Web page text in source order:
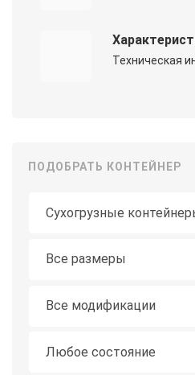
Техническая
ПОДОБРАТЬ КОНТЕЙНЕР
Все размеры
Все модификации
Любое состояние